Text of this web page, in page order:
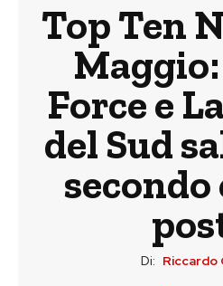
Top Ten
Maggio:
Force e
del Sud
secondo
Di: Riccardo